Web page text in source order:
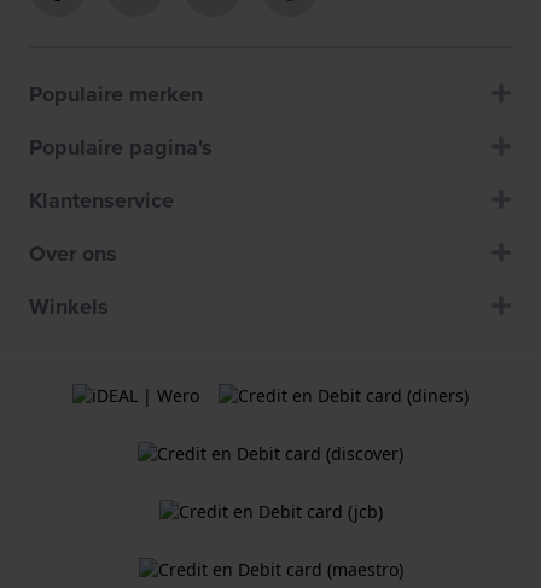
Populaire merken
Populaire pagina's
Klantenservice
Over ons
Winkels